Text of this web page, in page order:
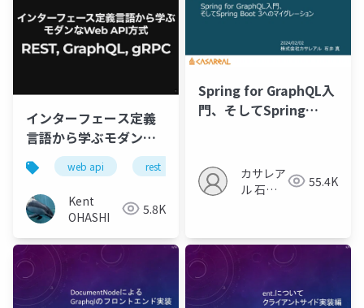
インターフェース定義
言語から学ぶモダンな
Web API方式: REST,
GraphQL, gRPC
web api rest graphql
Kent
OHASHI
5.8K
Spring for GraphQL入
門、そしてSpring
カサレア
ル 石井
55.4K